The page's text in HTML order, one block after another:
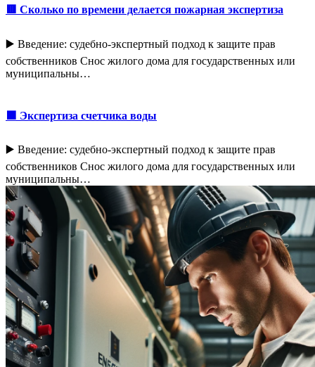
🟥 Сколько по времени делается пожарная экспертиза
▶️ Введение: судебно-экспертный подход к защите прав
собственников Снос жилого дома для государственных или
муниципальны…
🟩 Экспертиза счетчика воды
▶️ Введение: судебно-экспертный подход к защите прав
собственников Снос жилого дома для государственных или
муниципальны…